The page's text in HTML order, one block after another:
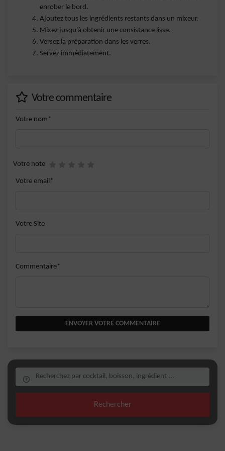
enrober le bord.
Ajoutez tous les ingrédients restants dans un mixeur.
Mixez jusqu'à obtenir une consistance lisse.
Versez la préparation dans les verres.
Servez immédiatement.
Votre commentaire
Votre nom*
Votre note
Votre email*
Votre Site
Commentaire*
ENVOYER VOTRE COMMENTAIRE
Rechercher